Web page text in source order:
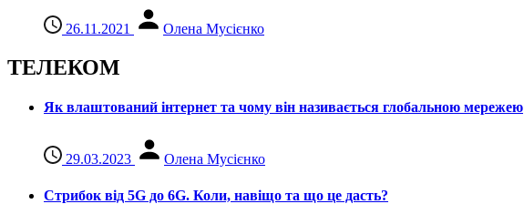
26.11.2021 Олена Мусієнко
ТЕЛЕКОМ
Як влаштований інтернет та чому він називається глобальною мережею
29.03.2023 Олена Мусієнко
Стрибок від 5G до 6G. Коли, навіщо та що це даcть?